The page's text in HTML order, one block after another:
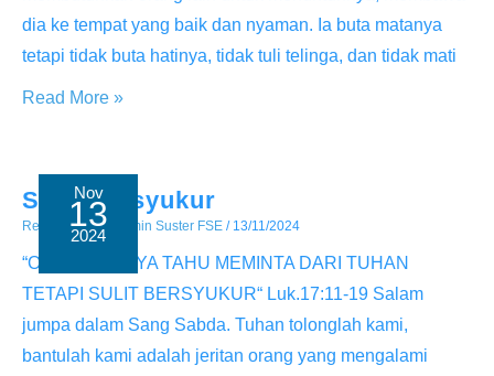
dia ke tempat yang baik dan nyaman. Ia buta matanya
tetapi tidak buta hatinya, tidak tuli telinga, dan tidak mati
Tuhan
Melihat
Read More »
Nov
13
2024
Sulit Bersyukur
Renungan/ By Admin Suster FSE / 13/11/2024
“ORANG HANYA TAHU MEMINTA DARI TUHAN
TETAPI SULIT BERSYUKUR“ Luk.17:11-19 Salam
jumpa dalam Sang Sabda. Tuhan tolonglah kami,
bantulah kami adalah jeritan orang yang mengalami